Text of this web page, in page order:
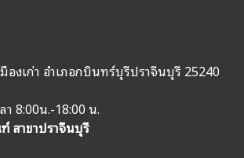
องเก่า อำเภอกบินทร์บุรีปราจีนบุรี 25240
า 8:00น.-18:00 น.
สาขาปราจีนบุรี